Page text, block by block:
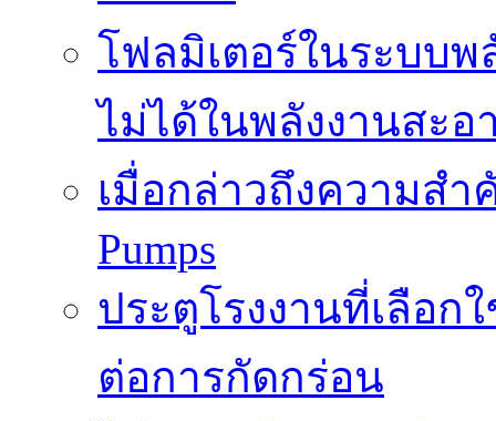
โฟลมิเตอร์ในระบบ
ไม่ได้ในพลังงานสะอ
เมื่อกล่าวถึงความสำ
Pumps
ประตูโรงงานที่เลือ
ต่อการกัดกร่อน